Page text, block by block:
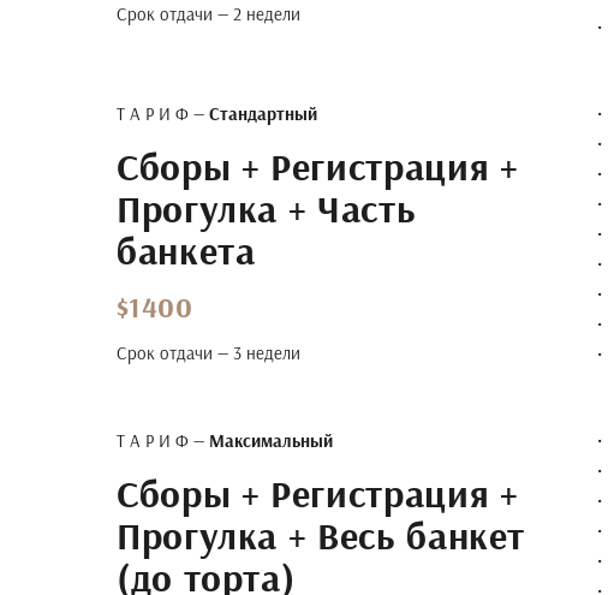
Срок отдачи — 2 недели
Т А Р И Ф — Стандартный
Сборы + Регистрация +
Прогулка + Часть
банкета
$1400
Срок отдачи — 3 недели
Т А Р И Ф — Максимальный
Сборы + Регистрация +
Прогулка + Весь банкет
(до торта)